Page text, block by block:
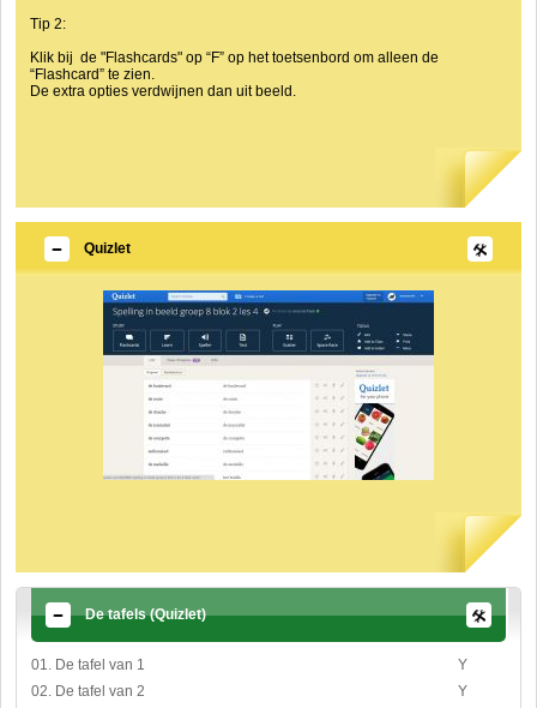
Tip 2:
Klik bij de "Flashcards" op “F” op het toetsenbord om alleen de
“Flashcard” te zien.
De extra opties verdwijnen dan uit beeld.
Quizlet
De tafels (Quizlet)
01. De tafel van 1
Y
02. De tafel van 2
Y